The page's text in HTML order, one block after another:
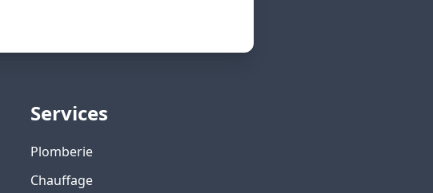
Services
Plomberie
Chauffage